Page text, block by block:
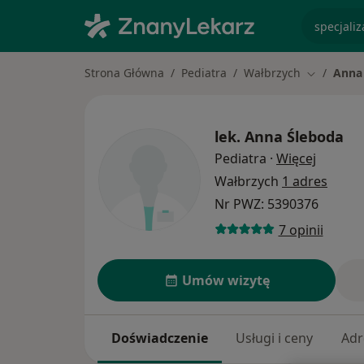
Strona Główna Pediatra Wałbrzych Zmień
lek. Anna Śleboda
Pediatra · Więcej
Wałbrzych 1 adres
Nr PWZ: 5390376
7 opinii
Umów wizytę
Doświadczenie Usługi i ceny